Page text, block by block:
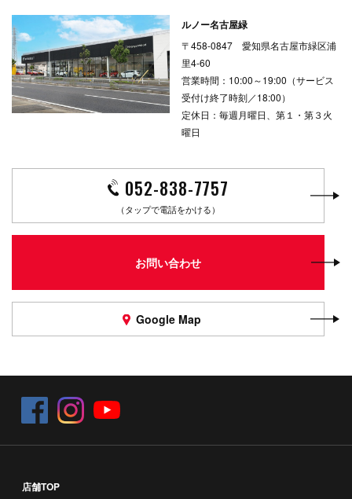
ルノー名古屋緑
〒458-0847 愛知県名古屋市緑区浦
里4-60
営業時間：10:00～19:00（サービス
受付け終了時刻／18:00）
定休日：毎週月曜日、第１・第３火
曜日
052-838-7757
（タップで電話をかける）
お問い合わせ
Google Map
店舗TOP